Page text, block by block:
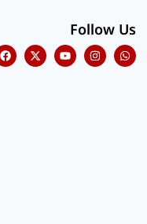
Follow Us